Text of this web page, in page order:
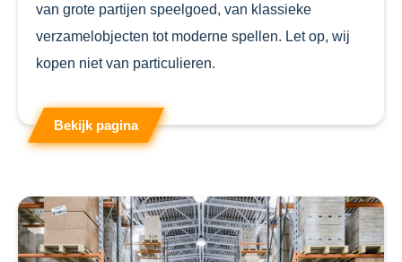
van grote partijen speelgoed, van klassieke
verzamelobjecten tot moderne spellen. Let op, wij
kopen niet van particulieren.
Bekijk pagina